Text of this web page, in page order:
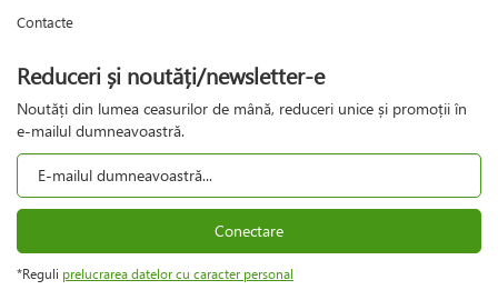
Contacte
Reduceri și noutăți/newsletter-e
Noutăți din lumea ceasurilor de mână, reduceri unice și promoții în
e-mailul dumneavoastră.
Conectare
*Reguli prelucrarea datelor cu caracter personal